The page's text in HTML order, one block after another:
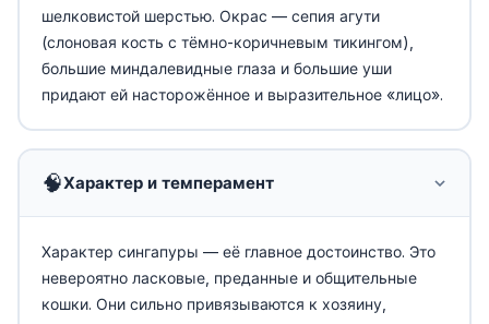
шелковистой шерстью. Окрас — сепия агути
(слоновая кость с тёмно-коричневым тикингом),
большие миндалевидные глаза и большие уши
придают ей насторожённое и выразительное «лицо».
🧠Характер и темперамент
Характер сингапуры — её главное достоинство. Это
невероятно ласковые, преданные и общительные
кошки. Они сильно привязываются к хозяину,